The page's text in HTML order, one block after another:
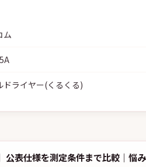
ム
ドライヤー(くるくる)
公表仕様を測定条件まで比較｜悩